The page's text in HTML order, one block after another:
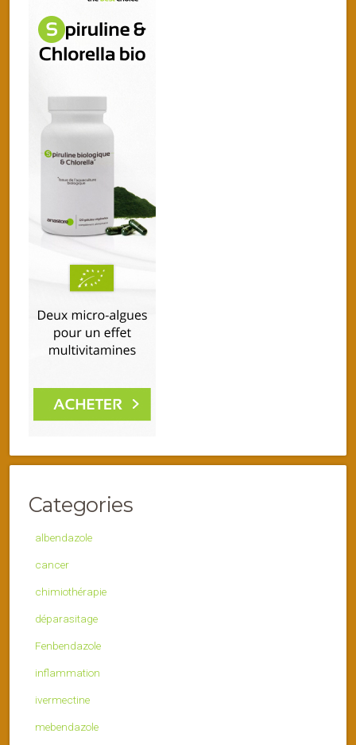
Categories
albendazole
cancer
chimiothérapie
déparasitage
Fenbendazole
inflammation
ivermectine
mebendazole